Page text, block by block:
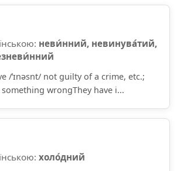
неви́нний, невинува́тий,
/ˈɪnəsnt/ not guilty of a crime, etc.;
wrongThey have i...
холо́дний